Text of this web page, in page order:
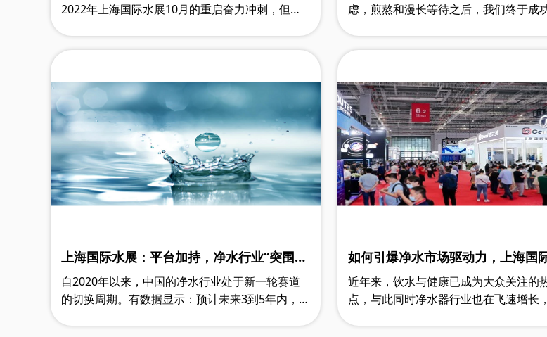
2022年上海国际水展10月的重启奋力冲刺，但近
虑，煎熬和漫长等待之后，我们终于成
上海国际水展：平台加持，净水行业“突围
战”再打响
自2020年以来，中国的净水行业处于新一轮赛道
的切换周期。有数据显示：预计未来3到5年内，净
如何引爆净水市场驱动力，上海国
您开拓新商机
近年来，饮水与健康已成为大众关注的
点，与此同时净水器行业也在飞速增长